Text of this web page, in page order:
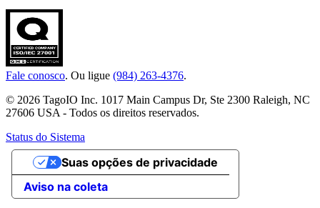
Fale conosco. Ou ligue (984) 263-4376.
© 2026 TagoIO Inc. 1017 Main Campus Dr, Ste 2300 Raleigh, NC
27606 USA - Todos os direitos reservados.
Status do Sistema
Aviso na coleta
Suas opções de privacidade